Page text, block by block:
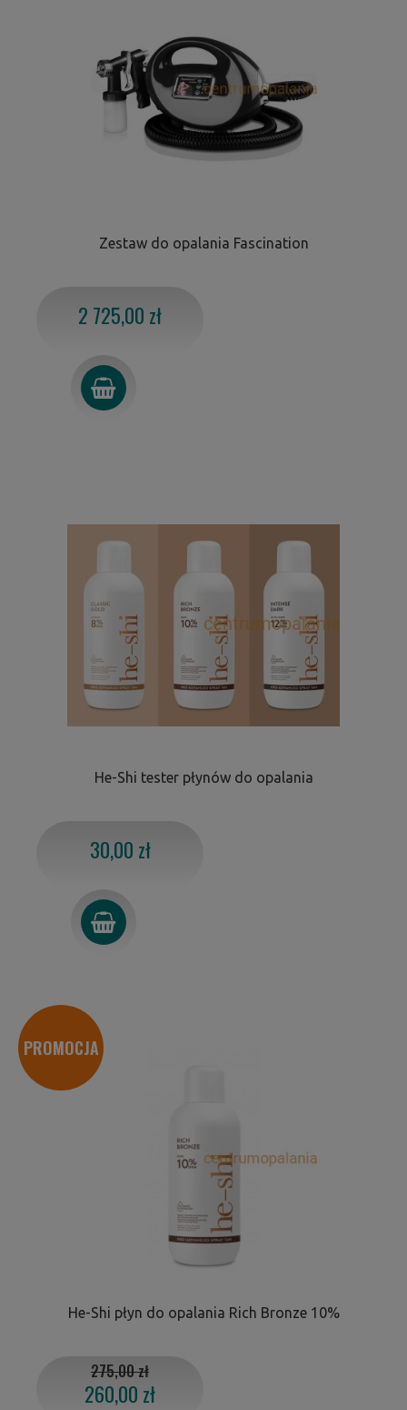
Zestaw do opalania Fascination
2 725,00 zł
He-Shi tester płynów do opalania
30,00 zł
He-Shi płyn do opalania Rich Bronze 10%
260,00 zł
275,00 zł
PROMOCJA